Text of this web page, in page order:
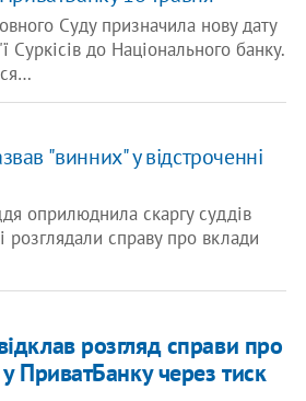
Суду призначила нову дату
Суркісів до Національного банку.
"винних" у відстроченні
оприлюднила скаргу суддів
розглядали справу про вклади
розгляд справи про
ПриватБанку через тиск